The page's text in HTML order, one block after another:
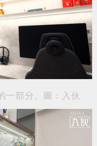
一部分。圖：入伙